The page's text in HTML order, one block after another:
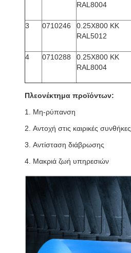
RAL8004
3 0710246
0.25X800 ΚΚ
RAL5012
4 0710288
0.25X800 ΚΚ
RAL8004
Πλεονέκτημα προϊόντων:
1. Μη-ρύπανση
2. Αντοχή στις καιρικές συνθήκες
3. Αντίσταση διάβρωσης
4. Μακριά ζωή υπηρεσιών